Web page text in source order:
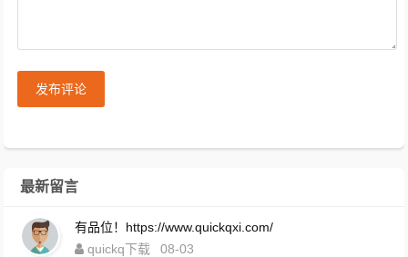
发布评论
最新留言
有品位！https://www.quickqxi.com/
quickq下载
08-03